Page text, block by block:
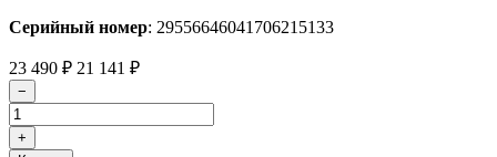
Серийный номер: 29556646041706215133
23 490 ₽ 21 141 ₽